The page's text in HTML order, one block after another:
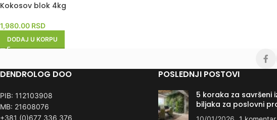
Kokosov blok 4kg
1,980.00 RSD
DODAJ U KORPU
DENDROLOG DOO
PIB: 112103908
MB: 21608076
+381 (0)677 336 376
POSLEDNJI POSTOVI
5 koraka za savršeni
biljaka za poslovni